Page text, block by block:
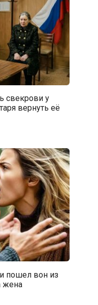
свекрови у
вернуть её
пошел вон из
жена